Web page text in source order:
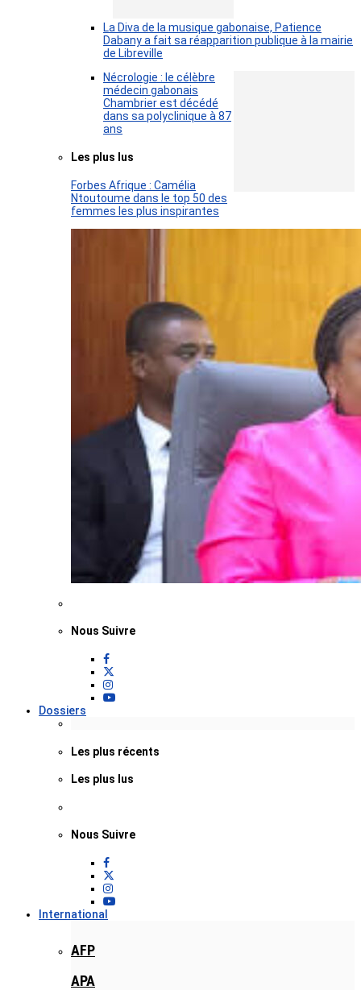
La Diva de la musique gabonaise, Patience
Dabany a fait sa réapparition publique à la mairie
de Libreville
Nécrologie : le célèbre
médecin gabonais
Chambrier est décédé
dans sa polyclinique à 87
ans
Les plus lus
Forbes Afrique : Camélia
Ntoutoume dans le top 50 des
femmes les plus inspirantes
Nous Suivre
Dossiers
Les plus récents
Les plus lus
Nous Suivre
International
AFP
APA